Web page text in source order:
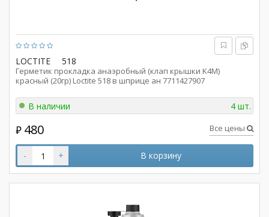
LOCTITE 518
Герметик прокладка анаэробный (клап крышки K4M)
красный (20гр) Loctite 518 в шприце ан 7711427907
В наличии 4 шт.
₽ 480 Все цены
- + В корзину